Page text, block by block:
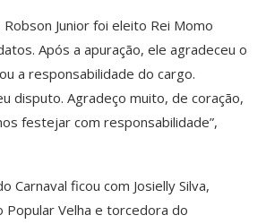
Junior foi eleito Rei Momo
Após a apuração, ele agradeceu o
a responsabilidade do cargo.
disputo. Agradeço muito, de coração,
festejar com responsabilidade”,
Carnaval ficou com Josielly Silva,
Velha e torcedora do